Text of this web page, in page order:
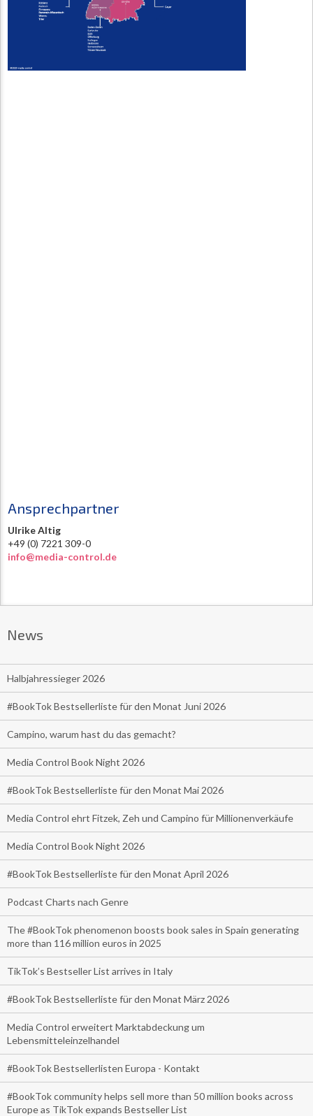
Ansprechpartner
Ulrike Altig
+49 (0) 7221 309-0
info@media-control.de
News
Halbjahressieger 2026
#BookTok Bestsellerliste für den Monat Juni 2026
Campino, warum hast du das gemacht?
Media Control Book Night 2026
#BookTok Bestsellerliste für den Monat Mai 2026
Media Control ehrt Fitzek, Zeh und Campino für Millionenverkäufe
Media Control Book Night 2026
#BookTok Bestsellerliste für den Monat April 2026
Podcast Charts nach Genre
The #BookTok phenomenon boosts book sales in Spain generating
more than 116 million euros in 2025
TikTok’s Bestseller List arrives in Italy
#BookTok Bestsellerliste für den Monat März 2026
Media Control erweitert Marktabdeckung um
Lebensmitteleinzelhandel
#BookTok Bestsellerlisten Europa - Kontakt
#BookTok community helps sell more than 50 million books across
Europe as TikTok expands Bestseller List